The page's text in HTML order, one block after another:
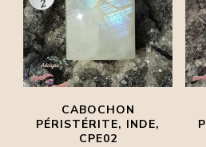
CABOCHON
PÉRISTÉRITE, INDE,
CPE02